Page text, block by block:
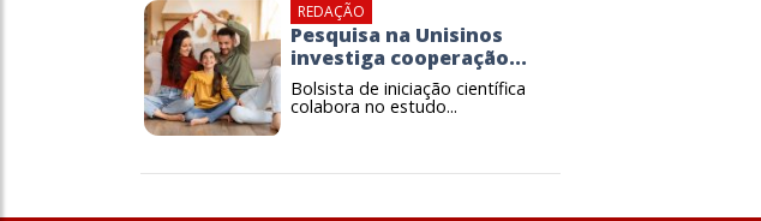
REDAÇÃO
Pesquisa na Unisinos
investiga cooperação...
Bolsista de iniciação científica
colabora no estudo...